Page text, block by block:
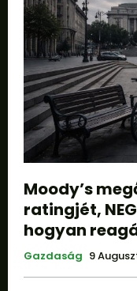
Moody’s
ratingjét,
hogyan
Gazdaság 9